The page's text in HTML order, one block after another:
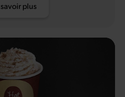
plus